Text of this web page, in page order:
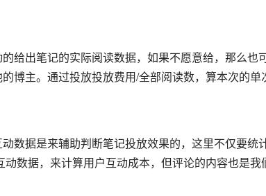
给出笔记的实际阅读数据，如果不愿意给，那么也
博主。通过投放投放费用/全部阅读数，算本次的单
数据是来辅助判断笔记投放效果的，这里不仅要统
数据，来计算用户互动成本，但评论的内容也是